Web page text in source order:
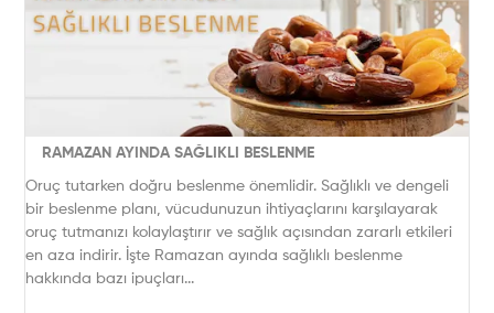
RAMAZAN AYINDA SAĞLIKLI BESLENME
Oruç tutarken doğru beslenme önemlidir. Sağlıklı ve dengeli
bir beslenme planı, vücudunuzun ihtiyaçlarını karşılayarak
oruç tutmanızı kolaylaştırır ve sağlık açısından zararlı etkileri
en aza indirir. İşte Ramazan ayında sağlıklı beslenme
hakkında bazı ipuçları...